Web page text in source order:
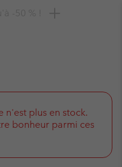
n'est plus en stock.
bonheur parmi ces